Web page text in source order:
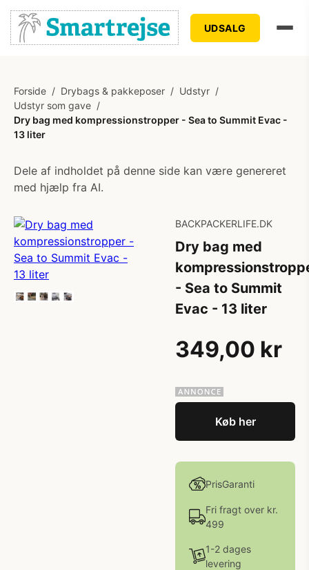
UDSALG
Forside / Drybags & pakkeposer / Udstyr /
Udstyr som gave /
Dry bag med kompressionstropper - Sea to Summit Evac -
13 liter
Dele af indholdet på denne side kan være genereret
med hjælp fra AI.
BACKPACKERLIFE.DK
Dry bag med
- Sea to Summit
Evac - 13 liter
349,00 kr
Køb her
PrisGaranti
Fri fragt over kr.
499
1-2 dages
levering